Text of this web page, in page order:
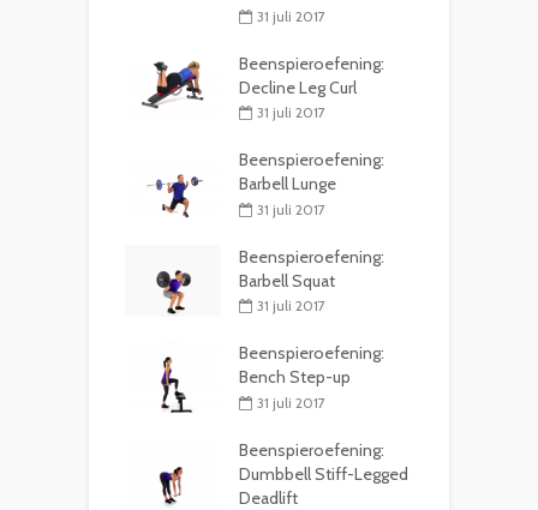
31 juli 2017
Beenspieroefening:
Decline Leg Curl
31 juli 2017
Beenspieroefening:
Barbell Lunge
31 juli 2017
Beenspieroefening:
Barbell Squat
31 juli 2017
Beenspieroefening:
Bench Step-up
31 juli 2017
Beenspieroefening:
Dumbbell Stiff-Legged
Deadlift